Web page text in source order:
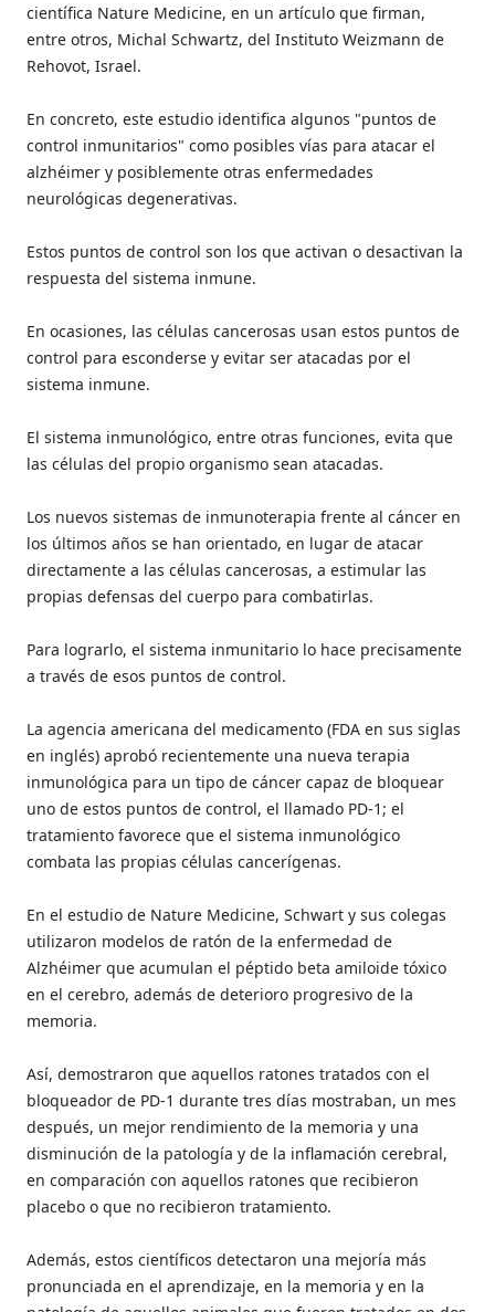
científica Nature Medicine, en un artículo que firman,
entre otros, Michal Schwartz, del Instituto Weizmann de
Rehovot, Israel.
En concreto, este estudio identifica algunos "puntos de
control inmunitarios" como posibles vías para atacar el
alzhéimer y posiblemente otras enfermedades
neurológicas degenerativas.
Estos puntos de control son los que activan o desactivan la
respuesta del sistema inmune.
En ocasiones, las células cancerosas usan estos puntos de
control para esconderse y evitar ser atacadas por el
sistema inmune.
El sistema inmunológico, entre otras funciones, evita que
las células del propio organismo sean atacadas.
Los nuevos sistemas de inmunoterapia frente al cáncer en
los últimos años se han orientado, en lugar de atacar
directamente a las células cancerosas, a estimular las
propias defensas del cuerpo para combatirlas.
Para lograrlo, el sistema inmunitario lo hace precisamente
a través de esos puntos de control.
La agencia americana del medicamento (FDA en sus siglas
en inglés) aprobó recientemente una nueva terapia
inmunológica para un tipo de cáncer capaz de bloquear
uno de estos puntos de control, el llamado PD-1; el
tratamiento favorece que el sistema inmunológico
combata las propias células cancerígenas.
En el estudio de Nature Medicine, Schwart y sus colegas
utilizaron modelos de ratón de la enfermedad de
Alzhéimer que acumulan el péptido beta amiloide tóxico
en el cerebro, además de deterioro progresivo de la
memoria.
Así, demostraron que aquellos ratones tratados con el
bloqueador de PD-1 durante tres días mostraban, un mes
después, un mejor rendimiento de la memoria y una
disminución de la patología y de la inflamación cerebral,
en comparación con aquellos ratones que recibieron
placebo o que no recibieron tratamiento.
Además, estos científicos detectaron una mejoría más
pronunciada en el aprendizaje, en la memoria y en la